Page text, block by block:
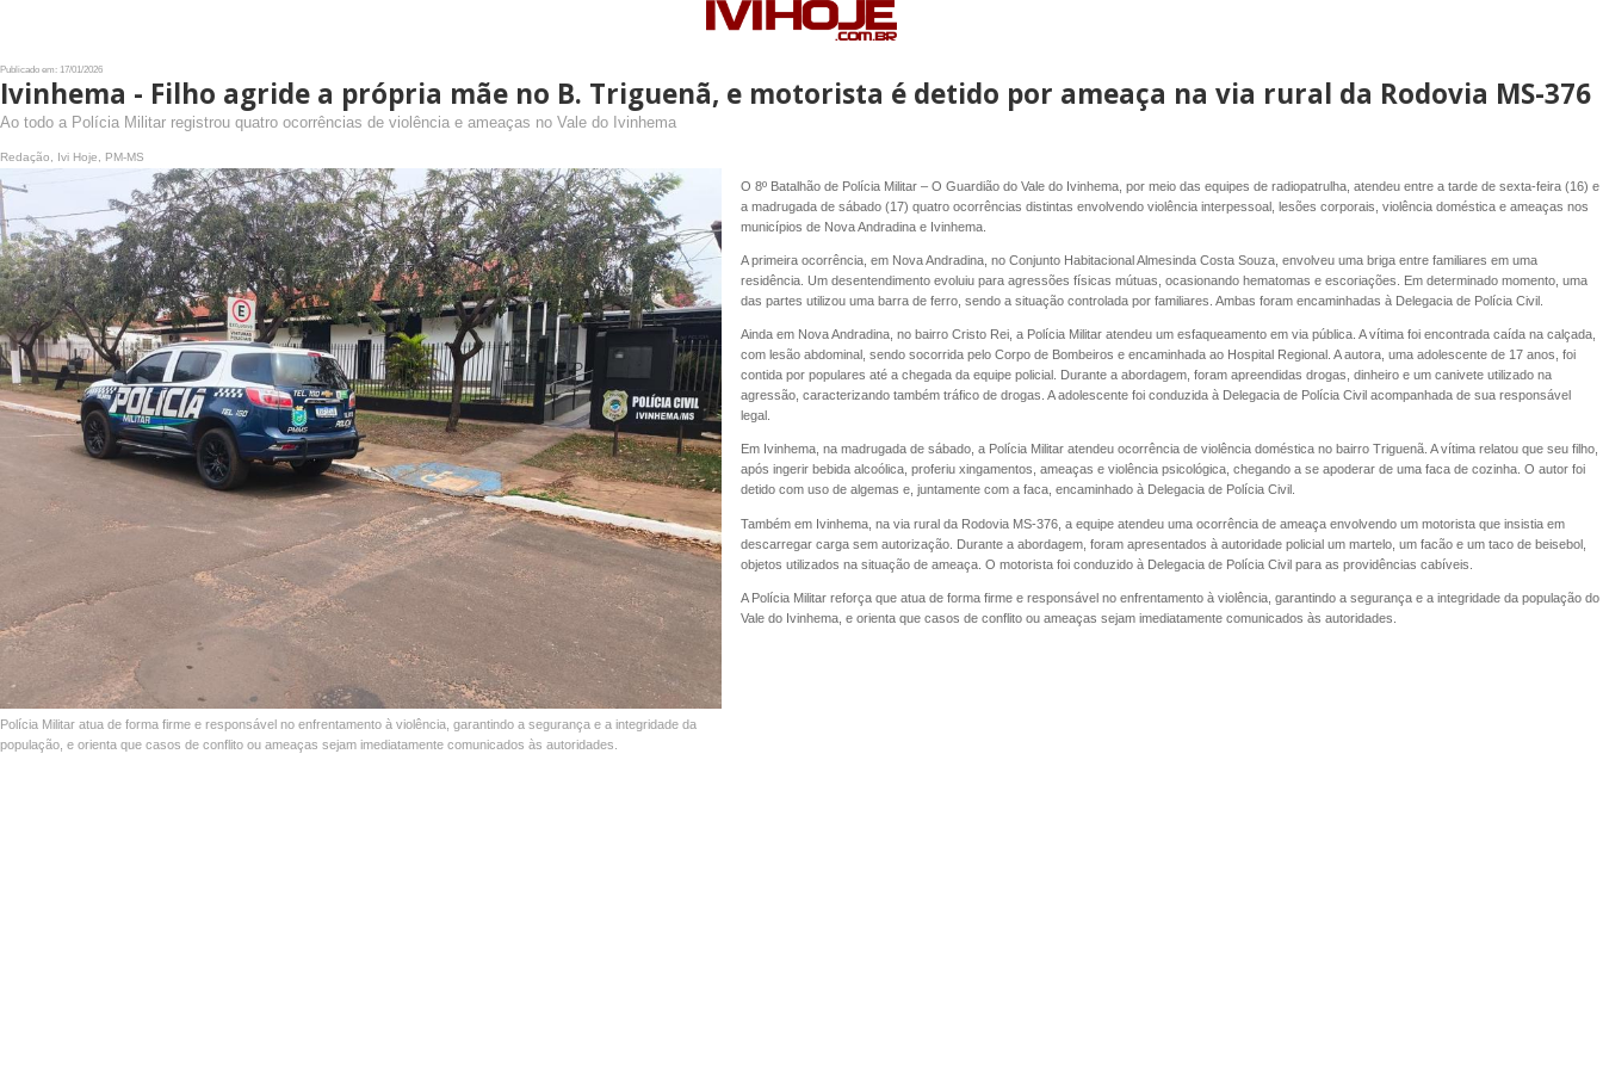
Publicado em: 17/01/2026
Ivinhema - Filho agride a própria mãe no B. Triguenã, e motorista é detido por ameaça na via rural da Rodovia MS-376
Ao todo a Polícia Militar registrou quatro ocorrências de violência e ameaças no Vale do Ivinhema
Redação, Ivi Hoje, PM-MS
Polícia Militar atua de forma firme e responsável no enfrentamento à violência, garantindo a segurança e a integridade da
população, e orienta que casos de conflito ou ameaças sejam imediatamente comunicados às autoridades.
O 8º Batalhão de Polícia Militar – O Guardião do Vale do Ivinhema, por meio das equipes de radiopatrulha, atendeu entre a tarde de sexta-feira (16) e
a madrugada de sábado (17) quatro ocorrências distintas envolvendo violência interpessoal, lesões corporais, violência doméstica e ameaças nos
municípios de Nova Andradina e Ivinhema.
A primeira ocorrência, em Nova Andradina, no Conjunto Habitacional Almesinda Costa Souza, envolveu uma briga entre familiares em uma
residência. Um desentendimento evoluiu para agressões físicas mútuas, ocasionando hematomas e escoriações. Em determinado momento, uma
das partes utilizou uma barra de ferro, sendo a situação controlada por familiares. Ambas foram encaminhadas à Delegacia de Polícia Civil.
Ainda em Nova Andradina, no bairro Cristo Rei, a Polícia Militar atendeu um esfaqueamento em via pública. A vítima foi encontrada caída na calçada,
com lesão abdominal, sendo socorrida pelo Corpo de Bombeiros e encaminhada ao Hospital Regional. A autora, uma adolescente de 17 anos, foi
contida por populares até a chegada da equipe policial. Durante a abordagem, foram apreendidas drogas, dinheiro e um canivete utilizado na
agressão, caracterizando também tráfico de drogas. A adolescente foi conduzida à Delegacia de Polícia Civil acompanhada de sua responsável
legal.
Em Ivinhema, na madrugada de sábado, a Polícia Militar atendeu ocorrência de violência doméstica no bairro Triguenã. A vítima relatou que seu filho,
após ingerir bebida alcoólica, proferiu xingamentos, ameaças e violência psicológica, chegando a se apoderar de uma faca de cozinha. O autor foi
detido com uso de algemas e, juntamente com a faca, encaminhado à Delegacia de Polícia Civil.
Também em Ivinhema, na via rural da Rodovia MS-376, a equipe atendeu uma ocorrência de ameaça envolvendo um motorista que insistia em
descarregar carga sem autorização. Durante a abordagem, foram apresentados à autoridade policial um martelo, um facão e um taco de beisebol,
objetos utilizados na situação de ameaça. O motorista foi conduzido à Delegacia de Polícia Civil para as providências cabíveis.
A Polícia Militar reforça que atua de forma firme e responsável no enfrentamento à violência, garantindo a segurança e a integridade da população do
Vale do Ivinhema, e orienta que casos de conflito ou ameaças sejam imediatamente comunicados às autoridades.